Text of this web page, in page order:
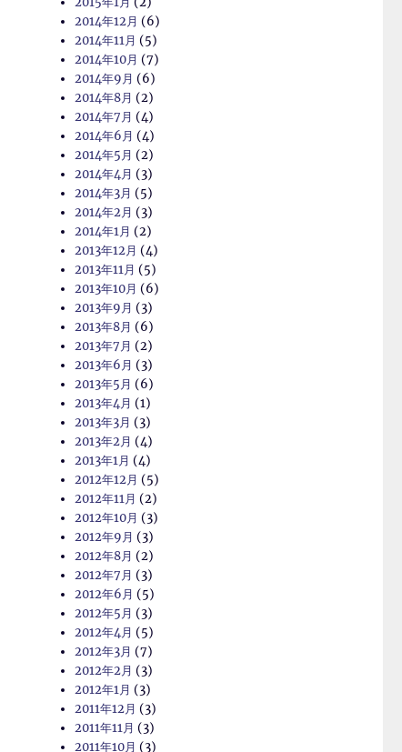
2014年12月 (6)
2014年11月 (5)
2014年10月 (7)
2014年9月 (6)
2014年8月 (2)
2014年7月 (4)
2014年6月 (4)
2014年5月 (2)
2014年4月 (3)
2014年3月 (5)
2014年2月 (3)
2014年1月 (2)
2013年12月 (4)
2013年11月 (5)
2013年10月 (6)
2013年9月 (3)
2013年8月 (6)
2013年7月 (2)
2013年6月 (3)
2013年5月 (6)
2013年4月 (1)
2013年3月 (3)
2013年2月 (4)
2013年1月 (4)
2012年12月 (5)
2012年11月 (2)
2012年10月 (3)
2012年9月 (3)
2012年8月 (2)
2012年7月 (3)
2012年6月 (5)
2012年5月 (3)
2012年4月 (5)
2012年3月 (7)
2012年2月 (3)
2012年1月 (3)
2011年12月 (3)
2011年11月 (3)
2011年10月 (3)